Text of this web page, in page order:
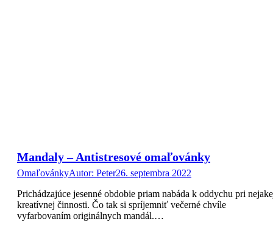
Mandaly – Antistresové omaľovánky
OmaľovánkyAutor: Peter26. septembra 2022
Prichádzajúce jesenné obdobie priam nabáda k oddychu pri
kreatívnej činnosti. Čo tak si spríjemniť večerné chvíle
vyfarbovaním originálnych mandál.…